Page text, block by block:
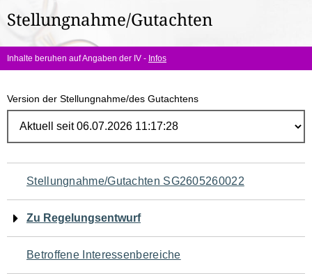
hier:
Stellungnahme/Gutachten
Inhalte beruhen auf Angaben der IV - Infos
Version der Stellungnahme/des Gutachtens
Navigation
für
den
Seiteninhalt
Stellungnahme/Gutachten SG2605260022
Zu Regelungsentwurf
Betroffene Interessenbereiche